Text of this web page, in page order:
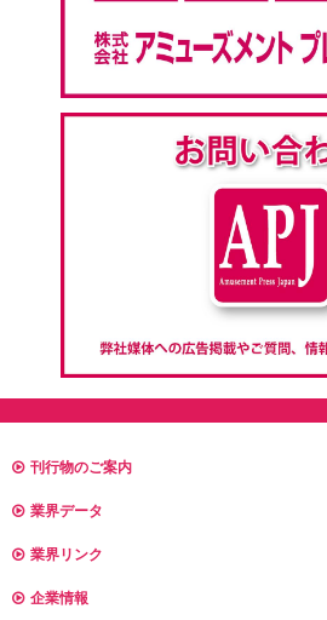
刊行物のご案内
業界データ
業界リンク
企業情報